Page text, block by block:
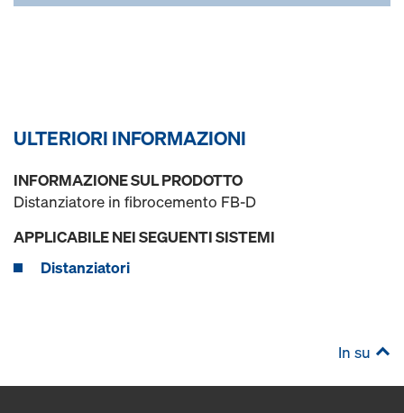
ULTERIORI INFORMAZIONI
INFORMAZIONE SUL PRODOTTO
Distanziatore in fibrocemento FB-D
APPLICABILE NEI SEGUENTI SISTEMI
Distanziatori
In su